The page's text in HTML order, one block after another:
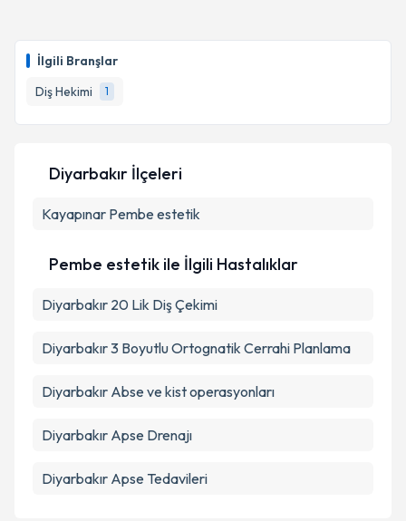
İlgili Branşlar
Diş Hekimi
1
Diyarbakır İlçeleri
Kayapınar Pembe estetik
Pembe estetik ile İlgili Hastalıklar
Diyarbakır 20 Lik Diş Çekimi
Diyarbakır 3 Boyutlu Ortognatik Cerrahi Planlama
Diyarbakır Abse ve kist operasyonları
Diyarbakır Apse Drenajı
Diyarbakır Apse Tedavileri